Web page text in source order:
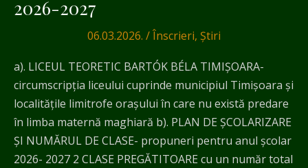
2026-2027
06.03.2026. /Înscrieri, Știri
a). LICEUL TEORETIC BARTÓK BÉLA TIMIŞOARA-
circumscripţia liceului cuprinde municipiul Timişoara şi
localităţile limitrofe oraşului în care nu există predare
în limba maternă maghiară b). PLAN DE ŞCOLARIZARE
ŞI NUMĂRUL DE CLASE- propuneri pentru anul şcolar
2026- 2027 2 CLASE PREGĂTITOARE cu un număr total
învățământul
2027